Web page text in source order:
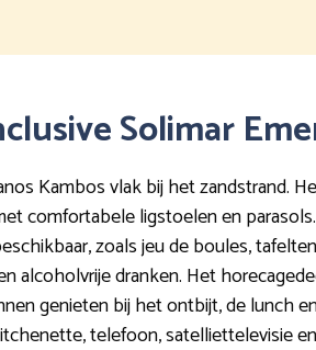
Solimar
Kambos vlak bij het zandstrand.
comfortabele ligstoelen en
zoals jeu de boules,
alcoholvrije dranken. Het
genieten bij het ontbijt, de lunch
telefoon, satelliettelevisie